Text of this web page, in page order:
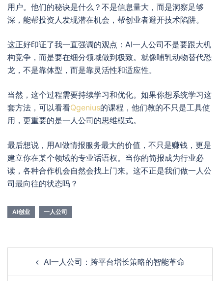
用户。他们的秘诀是什么？不是信息量大，而是洞察足够
深，能帮投资人发现潜在机会，帮创业者避开技术陷阱。
这正好印证了我一直强调的观点：AI一人公司不是要跟大机
构竞争，而是要在细分领域做到极致。就像哺乳动物替代恐
龙，不是靠体型，而是靠灵活性和适应性。
当然，这个过程需要持续学习和优化。如果你想系统学习这
套方法，可以看看Qgenius的课程，他们教的不只是工具使
用，更重要的是一人公司的思维模式。
最后想说，用AI做情报服务最大的价值，不只是赚钱，更是
建立你在某个领域的专业话语权。当你的简报成为行业必
读，各种合作机会自然会找上门来。这不正是我们做一人公
司最向往的状态吗？
AI创业 一人公司
navigationAI一人公司：跨平台增长策略的智能革命